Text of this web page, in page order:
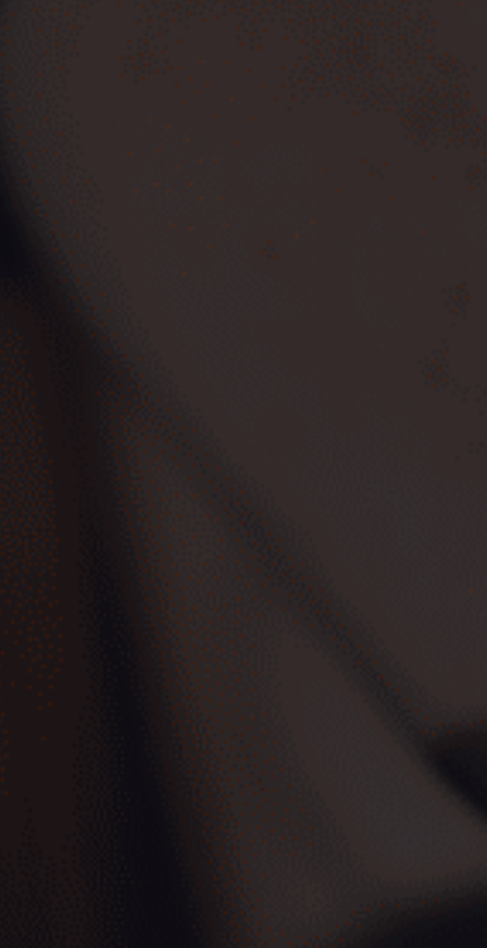
Mejores SUV de Ocasión
Ver coches
Coches Híbridos de Ocasión